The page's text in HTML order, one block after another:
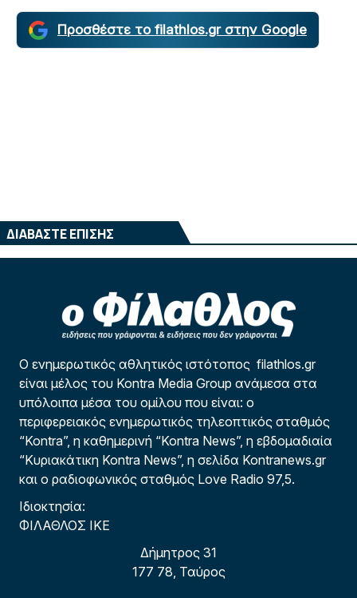
Προσθέστε το filathlos.gr στην Google
ΔΙΑΒΑΣΤΕ ΕΠΙΣΗΣ
Ο ενημερωτικός αθλητικός ιστότοπος filathlos.gr
είναι μέλος του Kontra Media Group ανάμεσα στα
υπόλοιπα μέσα του ομίλου που είναι: ο
περιφερειακός ενημερωτικός τηλεοπτικός σταθμός
“Kontra”, η καθημερινή “Kontra News”, η εβδομαδιαία
“Κυριακάτικη Kontra News”, η σελίδα Kontranews.gr
και ο ραδιοφωνικός σταθμός Love Radio 97,5.
Ιδιοκτησία:
ΦΙΛΑΘΛΟΣ ΙΚΕ
Δήμητρος 31
177 78, Ταύρος